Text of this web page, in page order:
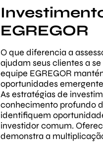
EGREGOR
O que diferencia a
ajudam seus clientes a
equipe EGREGOR
oportunidades
As estratégias de
conhecimento profundo
identifiquem
investidor comum.
demonstra a